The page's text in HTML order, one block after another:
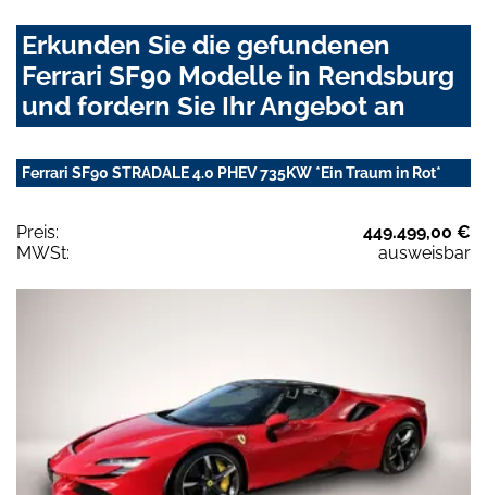
Erkunden Sie die gefundenen
Ferrari SF90 Modelle in Rendsburg
und fordern Sie Ihr Angebot an
Ferrari SF90 STRADALE 4.0 PHEV 735KW *Ein Traum in Rot*
Preis:
449.499,00 €
MWSt:
ausweisbar